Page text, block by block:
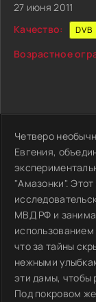
27 июня 2011
Качество:
DVB
Возрастное
Четверо
Евгения,
"Амазонки".
МВД РФ и
что за тайны
нежными
эти дамы, чтобы
Под покровом